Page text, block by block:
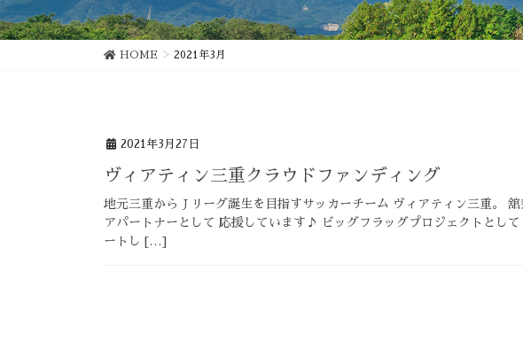
HOME 2021年3月
2021年3月27日
ヴィアティン三重クラウドファンディング
地元三重からＪリーグ誕生を目指すサッカーチーム ヴィアティン三重。
アパートナーとして 応援しています♪ ビッグフラッグプロジェクトとし
ートし […]